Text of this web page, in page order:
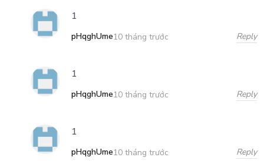
1
pHqghUme10 tháng trước Reply
1
pHqghUme10 tháng trước Reply
1
pHqghUme10 tháng trước Reply